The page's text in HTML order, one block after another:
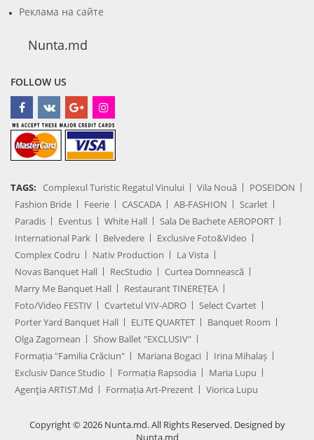
Реклама на сайте
Nunta.md
FOLLOW US
TAGS: Complexul Turistic Regatul Vinului Vila Nouă
POSEIDON
Fashion Bride
Feerie CASCADA AB-FASHION
Scarlet
Paradis
Eventus White Hall
Sala De Bachete AEROPORT
International Park
Belvedere
Exclusive Foto&Video
Complex Codru
Nativ Production
La Vista
Novas Banquet Hall
RecStudio
Curtea Domnească
Marry Me Banquet Hall
Restaurant TINEREȚEA
Foto/Video FESTIV
Cvartetul VIV-ADRO
Select Cvartet
Porter Yard Banquet Hall
ELITE QUARTET
Banquet Room
Olga Zagornean
Show Ballet "EXCLUSIV"
Formația "Familia Crăciun"
Mariana Bogaci
Irina Mihalaș
Exclusiv Dance Studio
Formația Rapsodia
Maria Lupu
Agenţia ARTIST.md
Formația Art-Prezent Viorica Lupu
Copyright © 2026 Nunta.md. All Rights Reserved. Designed by